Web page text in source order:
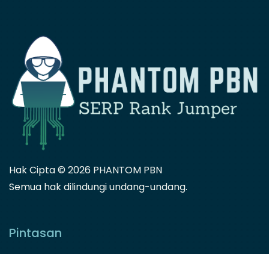
Hak Cipta ©2026 PHANTOM PBN
Semua hak dilindungi undang-undang.
Pintasan